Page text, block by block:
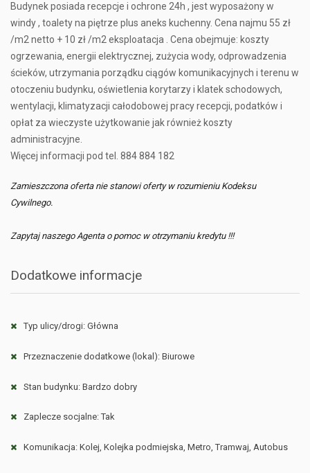
Budynek posiada recepcje i ochrone 24h , jest wyposażony w
windy , toalety na piętrze plus aneks kuchenny. Cena najmu 55 zł
/m2 netto + 10 zł /m2 eksploatacja . Cena obejmuje: koszty
ogrzewania, energii elektrycznej, zużycia wody, odprowadzenia
ścieków, utrzymania porządku ciągów komunikacyjnych i terenu w
otoczeniu budynku, oświetlenia korytarzy i klatek schodowych,
wentylacji, klimatyzacji całodobowej pracy recepcji, podatków i
opłat za wieczyste użytkowanie jak również koszty
administracyjne.
Więcej informacji pod tel. 884 884 182
Zamieszczona oferta nie stanowi oferty w rozumieniu Kodeksu
Cywilnego.
Zapytaj naszego Agenta o pomoc w otrzymaniu kredytu !!!
Dodatkowe informacje
Typ ulicy/drogi: Główna
Przeznaczenie dodatkowe (lokal): Biurowe
Stan budynku: Bardzo dobry
Zaplecze socjalne: Tak
Komunikacja: Kolej, Kolejka podmiejska, Metro, Tramwaj, Autobus